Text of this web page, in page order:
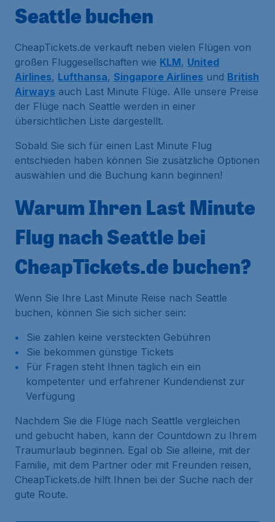
Seattle buchen
CheapTickets.de verkauft neben vielen Flügen von
großen Fluggesellschaften wie KLM, United
Airlines, Lufthansa, Singapore Airlines und British
Airways auch Last Minute Flüge. Alle unsere Preise
der Flüge nach Seattle werden in einer
übersichtlichen Liste dargestellt.
Sobald Sie sich für einen Last Minute Flug
entschieden haben können Sie zusätzliche Optionen
auswählen und die Buchung kann beginnen!
Warum Ihren Last Minute
Flug nach Seattle bei
CheapTickets.de buchen?
Wenn Sie Ihre Last Minute Reise nach Seattle
buchen, können Sie sich sicher sein:
Sie zahlen keine versteckten Gebühren
Sie bekommen günstige Tickets
Für Fragen steht Ihnen täglich ein ein
kompetenter und erfahrener Kundendienst zur
Verfügung
Nachdem Sie die Flüge nach Seattle vergleichen
und gebucht haben, kann der Countdown zu Ihrem
Traumurlaub beginnen. Egal ob Sie alleine, mit der
Familie, mit dem Partner oder mit Freunden reisen,
CheapTickets.de hilft Ihnen bei der Suche nach der
gute Route.